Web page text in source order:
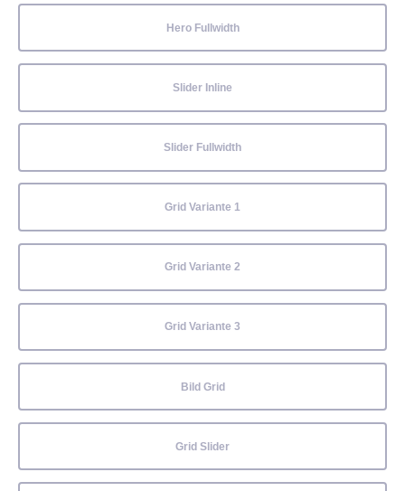
Hero Fullwidth
Slider Inline
Slider Fullwidth
Grid Variante 1
Grid Variante 2
Grid Variante 3
Bild Grid
Grid Slider